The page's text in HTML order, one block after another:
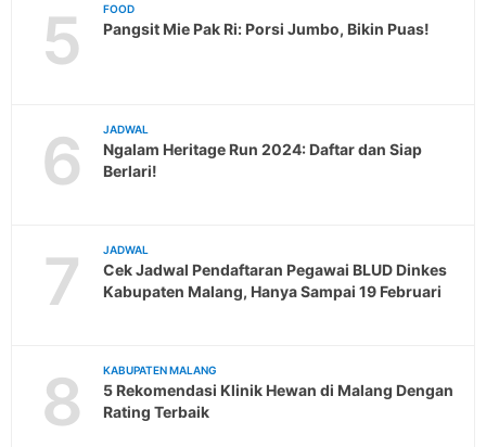
5 FOOD
Pangsit Mie Pak Ri: Porsi Jumbo, Bikin Puas!
6 JADWAL
Ngalam Heritage Run 2024: Daftar dan Siap
Berlari!
7 JADWAL
Cek Jadwal Pendaftaran Pegawai BLUD Dinkes
Kabupaten Malang, Hanya Sampai 19 Februari
8 KABUPATEN MALANG
5 Rekomendasi Klinik Hewan di Malang Dengan
Rating Terbaik